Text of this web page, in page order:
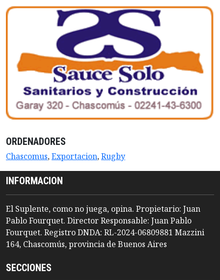
ORDENADORES
Chascomus,Exportacion,Rugby
INFORMACION
El Suplente, como no juega, opina. Propietario: Juan
Pablo Fourquet. Director Responsable: Juan Pablo
Fourquet. Registro DNDA: RL-2024-06809881 Mazzini
164, Chascomús, provincia de Buenos Aires
SECCIONES